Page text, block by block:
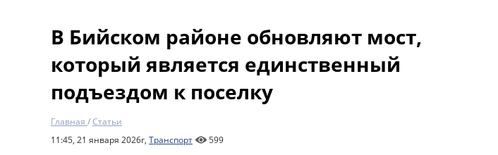
В Бийском районе обновляют мост,
который является единственный
подъездом к поселку
Главная /Статьи
11:45, 21 января 2026г, Транспорт 599